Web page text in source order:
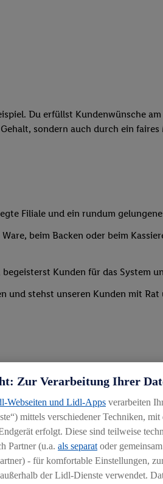
Du erfüllst Kundenwünsche
sondern auch durch ein
Filiale und ein rundum
beim Backen oder beim
Kunden für das System
stehst unseren Kunden mit Rat
an wechselnde Aufgaben
Schichtmodellen in Absprache mit
Zur Verarbeitung Ihrer
Webseiten und Lidl-Apps verarbeiten
mittels verschiedener Techniken,
erfolgt. Diese sind teilweise
Partner (u.a. als separat oder
- für komfortable Einstellungen,
der Lidl-Dienste verwendet.